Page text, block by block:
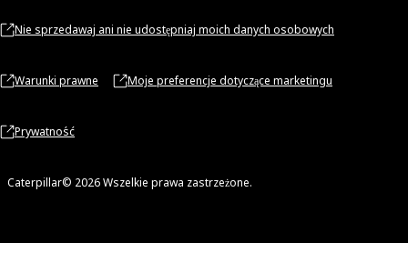
Nie sprzedawaj ani nie udostępniaj moich danych osobowych
Warunki prawne Moje preferencje dotyczące marketingu
Prywatność
Caterpillar© 2026 Wszelkie prawa zastrzeżone.